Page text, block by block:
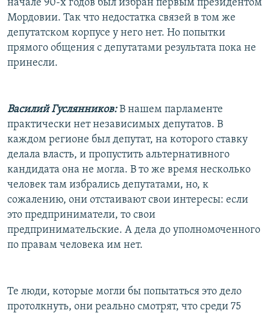
начале 90-х годов был избран первым президентом
Мордовии. Так что недостатка связей в том же
депутатском корпусе у него нет. Но попытки
прямого общения с депутатами результата пока не
принесли.
Василий Гуслянников:В нашем парламенте
практически нет независимых депутатов. В
каждом регионе был депутат, на которого ставку
делала власть, и пропустить альтернативного
кандидата она не могла. В то же время несколько
человек там избрались депутатами, но, к
сожалению, они отстаивают свои интересы: если
это предприниматели, то свои
предпринимательские. А дела до уполномоченного
по правам человека им нет.
Те люди, которые могли бы попытаться это дело
протолкнуть, они реально смотрят, что среди 75